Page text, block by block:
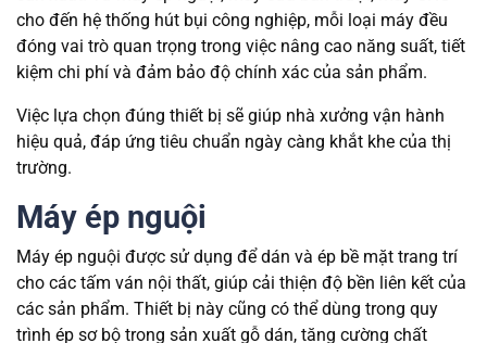
cho đến hệ thống hút bụi công nghiệp, mỗi loại máy đều
đóng vai trò quan trọng trong việc nâng cao năng suất, tiết
kiệm chi phí và đảm bảo độ chính xác của sản phẩm.
Việc lựa chọn đúng thiết bị sẽ giúp nhà xưởng vận hành
hiệu quả, đáp ứng tiêu chuẩn ngày càng khắt khe của thị
trường.
Máy ép nguội
Máy ép nguội được sử dụng để dán và ép bề mặt trang trí
cho các tấm ván nội thất, giúp cải thiện độ bền liên kết của
các sản phẩm. Thiết bị này cũng có thể dùng trong quy
trình ép sơ bộ trong sản xuất gỗ dán, tăng cường chất